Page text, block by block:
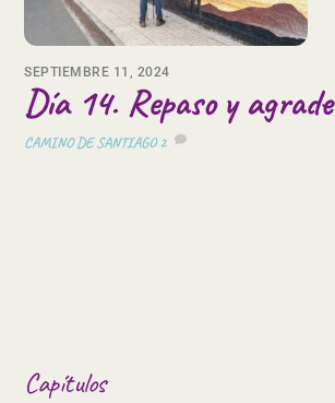
SEPTIEMBRE 11, 2024
Día 14. Repaso y
CAMINO DE SANTIAGO 2
Capítulos